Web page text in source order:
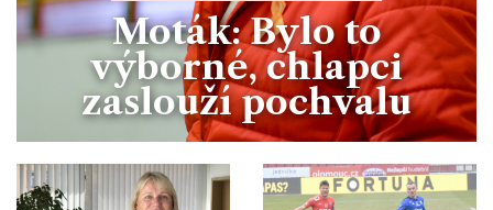
Moták: Bylo to
výborné, chlapci
zaslouží pochvalu